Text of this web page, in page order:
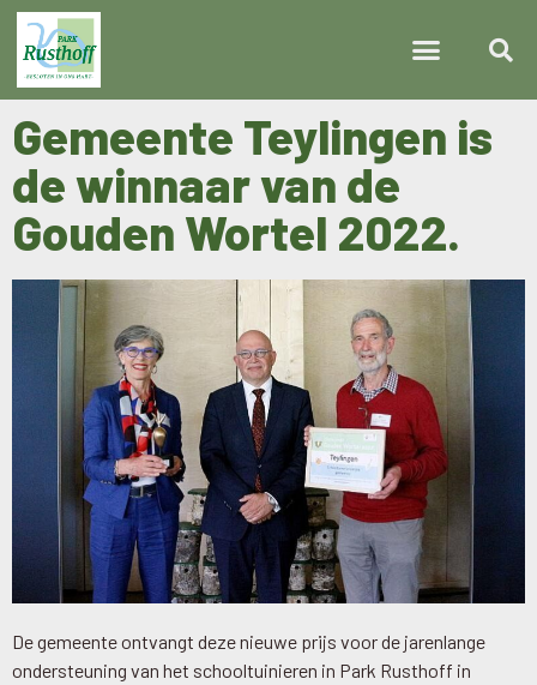
Gemeente Teylingen is
de winnaar van de
Gouden Wortel 2022.
De gemeente ontvangt deze nieuwe prijs voor de jarenlange
ondersteuning van het schooltuinieren in Park Rusthoff in